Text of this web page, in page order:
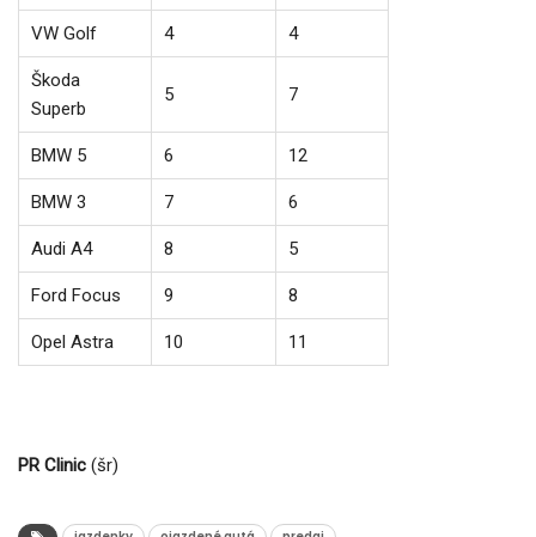
VW Golf 4 4
Škoda
Superb
5 7
BMW 5 6 12
BMW 3 7 6
Audi A4 8 5
Ford Focus 9 8
Opel Astra 10 11
PR Clinic (šr)